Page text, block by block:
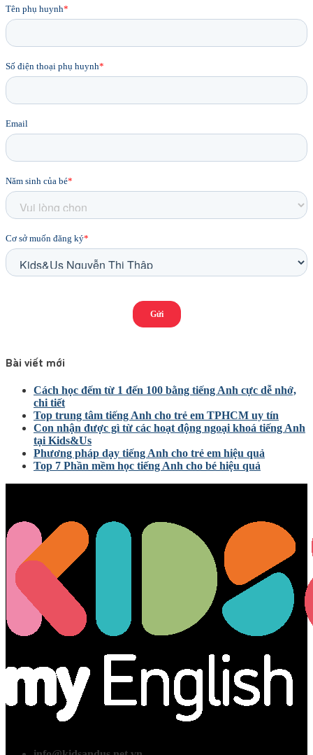
Bài viết mới
Cách học đếm từ 1 đến 100 bằng tiếng Anh cực dễ nhớ,
chi tiết
Top trung tâm tiếng Anh cho trẻ em TPHCM uy tín
Con nhận được gì từ các hoạt động ngoại khoá tiếng Anh
tại Kids&Us
Phương pháp dạy tiếng Anh cho trẻ em hiệu quả
Top 7 Phần mềm học tiếng Anh cho bé hiệu quả